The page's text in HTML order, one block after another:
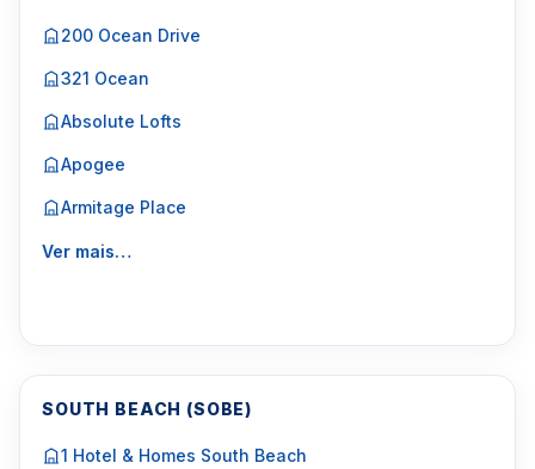
200 Ocean Drive
321 Ocean
Absolute Lofts
Apogee
Armitage Place
Ver mais…
SOUTH BEACH (SOBE)
1 Hotel & Homes South Beach